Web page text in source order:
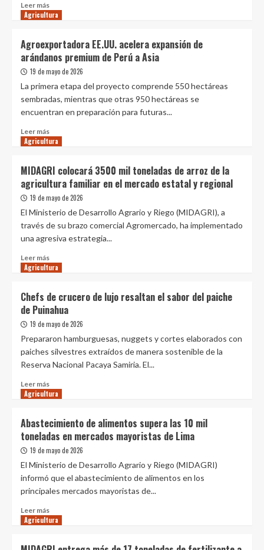
sector,
sino
el
país”
150
liberaciones
Leer más
más
logra
histórico
primer
envío
flores
de
a
Estados
bajo
nuevo
sistema
Agricultura
Agroexportadora EE.UU. acelera expansión de
arándanos premium de Perú a Asia
19 de mayo de 2026
La primera etapa del proyecto comprende 550 hectáreas
sembradas, mientras que otras 950 hectáreas se
encuentran en preparación para futuras...
Leer más
más
EE.UU.
acelera
expansión
de
premium
de
a
Asia
Agricultura
MIDAGRI colocará 3500 mil toneladas de arroz de la
agricultura familiar en el mercado estatal y regional
19 de mayo de 2026
El Ministerio de Desarrollo Agrario y Riego (MIDAGRI), a
través de su brazo comercial Agromercado, ha implementado
una agresiva estrategia...
Leer más
más
colocará
3500
mil
toneladas
arroz
de
agricultura
familiar
el
mercado
estatal
regional
Agricultura
Chefs de crucero de lujo resaltan el sabor del paiche
de Puinahua
19 de mayo de 2026
Prepararon hamburguesas, nuggets y cortes elaborados con
paiches silvestres extraídos de manera sostenible de la
Reserva Nacional Pacaya Samiria. El...
Leer más
más
de
crucero
de
lujo
el
sabor
paiche
de
Agricultura
Abastecimiento de alimentos supera las 10 mil
toneladas en mercados mayoristas de Lima
19 de mayo de 2026
El Ministerio de Desarrollo Agrario y Riego (MIDAGRI)
informó que el abastecimiento de alimentos en los
principales mercados mayoristas de...
Leer más
más
Agricultura